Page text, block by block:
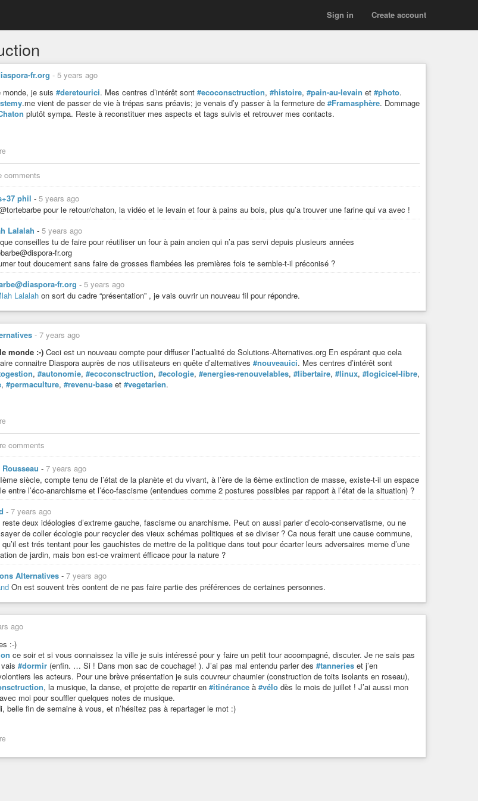
Create account
Sign in
fr.org - 5 years ago
monde, je suis #deretourici. Mes centres d’intérêt sont #ecoconsctruction, #histoire, #pain-au-levain et #photo.
.me vient de passer de vie à trépas sans préavis; je venais d’y passer à la fermeture de #Framasphère. Dommage
plutôt sympa. Reste à reconstituer mes aspects et tags suivis et retrouver mes contacts.
comments
phil - 5 years ago
pour le retour/chaton, la vidéo et le levain et four à pains au bois, plus qu’a trouver une farine qui va avec !
Lalalah - 5 years ago
conseilles tu de faire pour réutiliser un four à pain ancien qui n’a pas servi depuis plusieurs années
fr.org
tout doucement sans faire de grosses flambées les premières fois te semble-t-il préconisé ?
fr.org - 5 years ago
Lalalah on sort du cadre “présentation” , je vais ouvrir un nouveau fil pour répondre.
- 7 years ago
monde :-) Ceci est un nouveau compte pour diffuser l’actualité de Solutions-Alternatives.org En espérant que cela
connaitre Diaspora auprès de nos utilisateurs en quête d’alternatives #nouveauici. Mes centres d’intérêt sont
, #autonomie, #ecoconsctruction, #ecologie, #energies-renouvelables, #libertaire, #linux, #logicicel-libre,
, #permaculture, #revenu-base et #vegetarien.
comments
- 7 years ago
siècle, compte tenu de l’état de la planète et du vivant, à l’ère de la 6ème extinction de masse, existe-t-il un espace
entre l’éco-anarchisme et l’éco-fascisme (entendues comme 2 postures possibles par rapport à l’état de la situation) ?
- 7 years ago
deux idéologies d’extreme gauche, fascisme ou anarchisme. Peut on aussi parler d’ecolo-conservatisme, ou ne
de coller écologie pour recycler des vieux schémas politiques et se diviser ? Ca nous ferait une cause commune,
est trés tentant pour les gauchistes de mettre de la politique dans tout pour écarter leurs adversaires meme d’une
de jardin, mais bon est-ce vraiment éfficace pour la nature ?
Alternatives - 7 years ago
On est souvent très content de ne pas faire partie des préférences de certaines personnes.
ago
:-)
ce soir et si vous connaissez la ville je suis intéressé pour y faire un petit tour accompagné, discuter. Je ne sais pas
#dormir (enfin. … Si ! Dans mon sac de couchage! ). J’ai pas mal entendu parler des #tanneries et j’en
les acteurs. Pour une brève présentation je suis couvreur chaumier (construction de toits isolants en roseau),
, la musique, la danse, et projette de repartir en #itinérance à #vélo dès le mois de juillet ! J’ai aussi mon
avec moi pour souffler quelques notes de musique.
belle fin de semaine à vous, et n’hésitez pas à repartager le mot :)